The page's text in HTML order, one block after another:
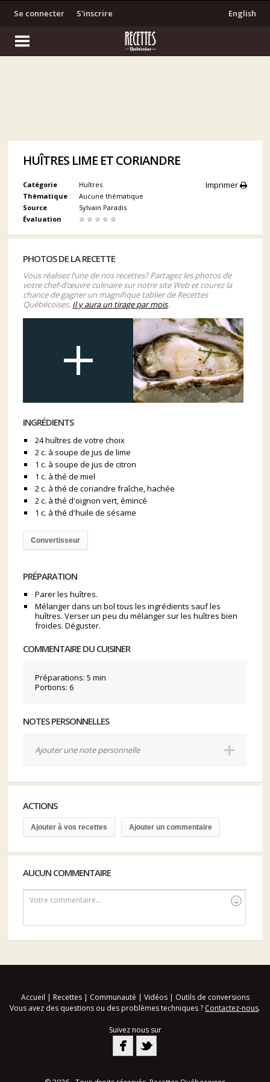
S'inscrire
Se connecter English
HUÎTRES LIME ET CORIANDRE
Imprimer
Catégorie
Huîtres
Thèmatique
Aucune thèmatique
Source
Sylvain Paradis
Évaluation
☆ ☆ ☆ ☆ ☆
PHOTOS DE LA RECETTE
Vous réalisez l’une de nos recettes? Partagez les photos de
votre chef-d’œuvre culinaire sur notre site Web et courez la
chance de gagner un magnifique tablier de Recettes
Québécoises. Il y aura un tirage par mois.
INGRÉDIENTS
24 huîtres de votre choix
2 c. à soupe de jus de lime
1 c. à soupe de jus de citron
1 c. à thé de miel
2 c. à thé de coriandre fraîche, hachée
2 c. à thé d'oignon vert, émincé
1 c. à thé d'huile de sésame
Convertisseur
PRÉPARATION
Parer les huîtres.
Mélanger dans un bol tous les ingrédients sauf les
huîtres. Verser un peu du mélanger sur les huîtres bien
froides. Déguster.
COMMENTAIRE DU CUISINER
Préparations: 5 min
Portions: 6
NOTES PERSONNELLES
Ajouter une note personnelle
ACTIONS
Ajouter à vos recettes Ajouter un commentaire
AUCUN COMMENTAIRE
Votre commentaire...
Accueil | Recettes| Communauté | Vidéos| Outils de conversions
Vous avez des questions ou des problèmes techniques ? Contactez-nous.
Suivez nous sur